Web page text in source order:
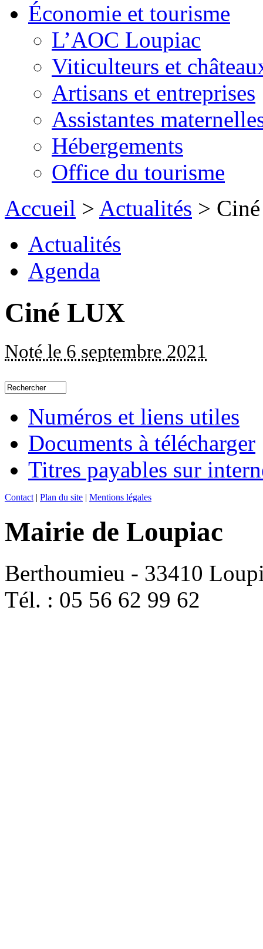
Économie et tourisme
L’AOC Loupiac
Viticulteurs et
Artisans et entreprises
Assistantes
Hébergements
Office du tourisme
Accueil > Actualités >
Actualités
Agenda
Ciné LUX
Noté le 6 septembre 2021
Numéros et liens utiles
Documents à télécharger
Titres payables sur
Contact | Plan du site | Mentions légales
Mairie de Loupiac
Berthoumieu - 33410
Tél. : 05 56 62 99 62